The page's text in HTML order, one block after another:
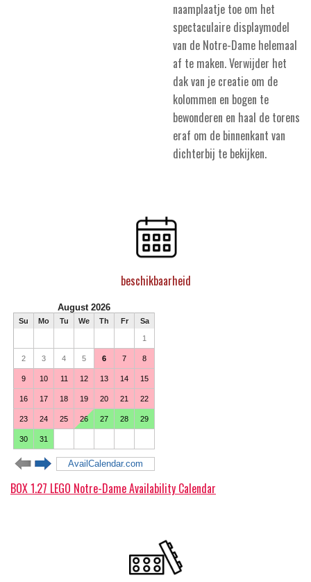
naamplaatje toe om het
spectaculaire displaymodel
van de Notre-Dame helemaal
af te maken. Verwijder het
dak van je creatie om de
kolommen en bogen te
bewonderen en haal de torens
eraf om de binnenkant van
dichterbij te bekijken.
beschikbaarheid
BOX 1.27 LEGO Notre-Dame Availability Calendar